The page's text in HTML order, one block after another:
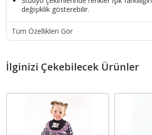
değişiklik gösterebilir.
Tüm Özellikleri Gör
İlginizi Çekebilecek Ürünler